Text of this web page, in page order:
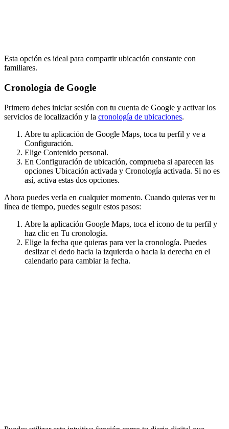
Esta opción es ideal para compartir ubicación constante con
familiares.
Cronología de Google
Primero debes iniciar sesión con tu cuenta de Google y activar los
servicios de localización y la cronología de ubicaciones.
Abre tu aplicación de Google Maps, toca tu perfil y ve a
Configuración.
Elige Contenido personal.
En Configuración de ubicación, comprueba si aparecen las
opciones Ubicación activada y Cronología activada. Si no es
así, activa estas dos opciones.
Ahora puedes verla en cualquier momento. Cuando quieras ver tu
línea de tiempo, puedes seguir estos pasos:
Abre la aplicación Google Maps, toca el icono de tu perfil y
haz clic en Tu cronología.
Elige la fecha que quieras para ver la cronología. Puedes
deslizar el dedo hacia la izquierda o hacia la derecha en el
calendario para cambiar la fecha.